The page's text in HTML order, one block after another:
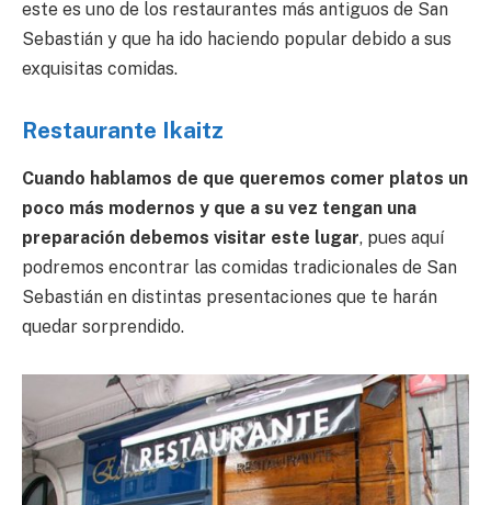
este es uno de los restaurantes más antiguos de San
Sebastián y que ha ido haciendo popular debido a sus
exquisitas comidas.
Restaurante Ikaitz
Cuando hablamos de que queremos comer platos un
poco más modernos y que a su vez tengan una
preparación debemos visitar este lugar, pues aquí
podremos encontrar las comidas tradicionales de San
Sebastián en distintas presentaciones que te harán
quedar sorprendido.